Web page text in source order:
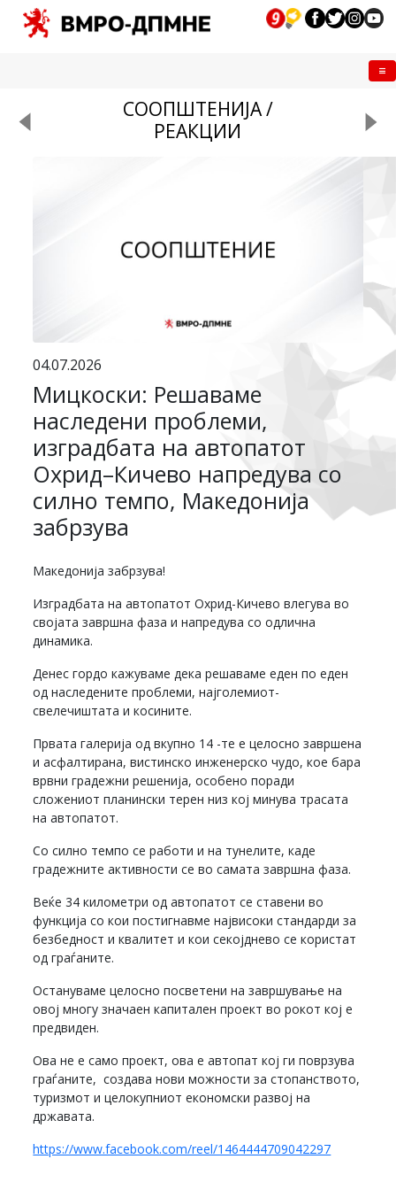
СООПШТЕНИЈА /
РЕАКЦИИ
04.07.2026
Мицкоски: Решаваме
наследени проблеми,
изградбата на автопатот
Охрид–Кичево напредува со
силно темпо, Македонија
забрзува
Македонија забрзува!
Изградбата на автопатот Охрид-Кичево влегува во
својата завршна фаза и напредува со одлична
динамика.
Денес гордо кажуваме дека решаваме еден по еден
од наследените проблеми, најголемиот-
свелечиштата и косините.
Првата галерија од вкупно 14 -те е целосно завршена
и асфалтирана, вистинско инженерско чудо, кое бара
врвни градежни решенија, особено поради
сложениот планински терен низ кој минува трасата
на автопатот.
Со силно темпо се работи и на тунелите, каде
градежните активности се во самата завршна фаза.
Веќе 34 километри од автопатот се ставени во
функција со кои постигнавме највисоки стандарди за
безбедност и квалитет и кои секојднево се користат
од граѓаните.
Остануваме целосно посветени на завршување на
овој многу значаен капитален проект во рокот кој е
предвиден.
Ова не е само проект, ова е автопат кој ги поврзува
граѓаните, создава нови можности за стопанството,
туризмот и целокупниот економски развој на
државата.
https://www.facebook.com/reel/1464444709042297